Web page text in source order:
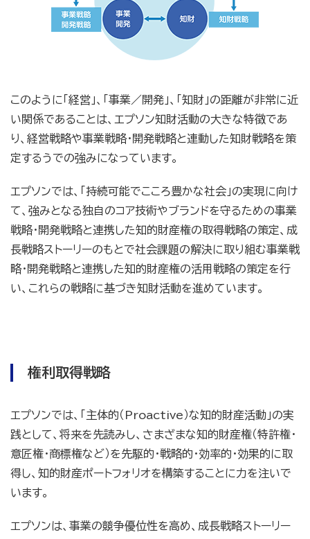
このように「経営」、「事業／開発」、「知財」の距離が非常に近
い関係であることは、エプソン知財活動の大きな特徴であ
り、経営戦略や事業戦略・開発戦略と連動した知財戦略を策
定するうでの強みになっています。
エプソンでは、「持続可能でこころ豊かな社会」の実現に向け
て、強みとなる独自のコア技術やブランドを守るための事業
戦略・開発戦略と連携した知的財産権の取得戦略の策定、成
長戦略ストーリーのもとで社会課題の解決に取り組む事業戦
略・開発戦略と連携した知的財産権の活用戦略の策定を行
い、これらの戦略に基づき知財活動を進めています。
権利取得戦略
エプソンでは、「主体的（Proactive）な知的財産活動」の実
践として、将来を先読みし、さまざまな知的財産権（特許権・
意匠権・商標権など）を先駆的・戦略的・効率的・効果的に取
得し、知的財産ポートフォリオを構築することに力を注いで
います。
エプソンは、事業の競争優位性を高め、成長戦略ストーリー